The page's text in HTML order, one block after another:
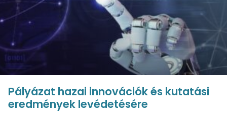
Pályázat hazai innovációk és kutatási
eredmények levédetésére